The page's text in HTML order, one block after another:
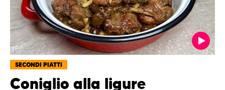
SECONDI PIATTI
Coniglio alla ligure